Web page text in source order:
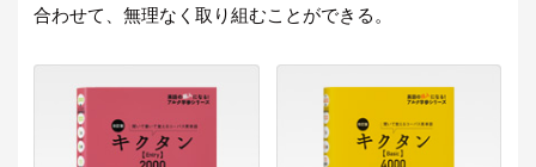
合わせて、無理なく取り組むことができる。